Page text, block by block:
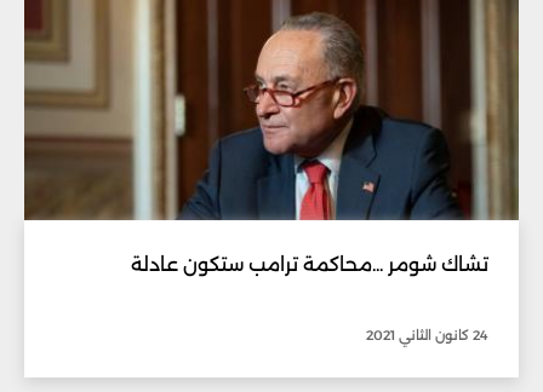
تشاك شومر ...محاكمة ترامب ستكون عادلة
24 كانون الثاني 2021